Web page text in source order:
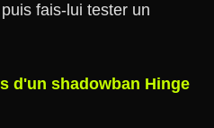
fais-lui tester un
d'un shadowban Hinge